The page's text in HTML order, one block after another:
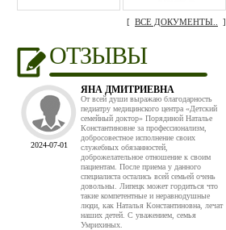
[ ВСЕ ДОКУМЕНТЫ.. ]
ОТЗЫВЫ
2024-07-01
ЯНА ДМИТРИЕВНА
От всей души выражаю благодарность
педиатру медицинского центра «Детский
семейный доктор» Порядиной Наталье
Константиновне за профессионализм,
добросовестное исполнение своих
служебных обязанностей,
доброжелательное отношение к своим
пациентам. После приема у данного
специалиста остались всей семьей очень
довольны. Липецк может гордиться что
такие компетентные и неравнодушные
люди, как Наталья Константиновна, лечат
наших детей. С уважением, семья
Умрихиных.